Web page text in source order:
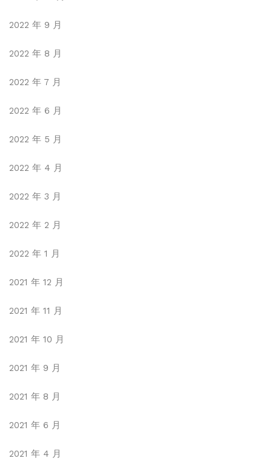
2022 年 9 月
2022 年 8 月
2022 年 7 月
2022 年 6 月
2022 年 5 月
2022 年 4 月
2022 年 3 月
2022 年 2 月
2022 年 1 月
2021 年 12 月
2021 年 11 月
2021 年 10 月
2021 年 9 月
2021 年 8 月
2021 年 6 月
2021 年 4 月